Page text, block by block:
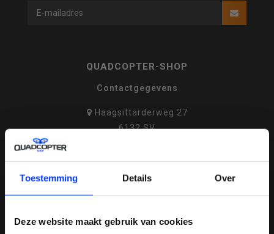
Toestemming Details Over
Deze website maakt gebruik van cookies
QUADCOPTER-SHOP
Contactgegevens
Haagsittarderweg 27
6132 SV
info@quadcopter-shop.nl